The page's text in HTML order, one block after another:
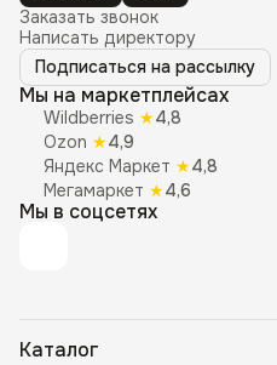
Заказать звонок
Написать директору
Подписаться на рассылку
Мы на маркетплейсах
Wildberries ★4,8
Ozon ★4,9
Яндекс Маркет ★4,8
Мегамаркет ★4,6
Мы в соцсетях
Каталог